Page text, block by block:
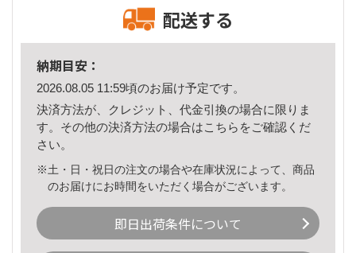
配送する
納期目安：
2026.08.05 11:59頃のお届け予定です。
決済方法が、クレジット、代金引換の場合に限りま
す。その他の決済方法の場合はこちら をご確認くだ
さい。
※土・日・祝日の注文の場合や在庫状況によって、商品
のお届けにお時間をいただく場合がございます。
即日出荷条件について